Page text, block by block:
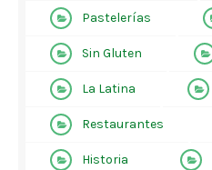
Pastelerías
Sin Gluten
La Latina
Restaurantes
Historia